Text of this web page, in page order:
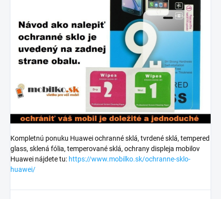
Kompletnú ponuku Huawei ochranné sklá, tvrdené sklá, tempered
glass, sklená fólia, temperované sklá, ochrany displeja mobilov
Huawei nájdete tu: https://www.mobilko.sk/ochranne-sklo-
huawei/